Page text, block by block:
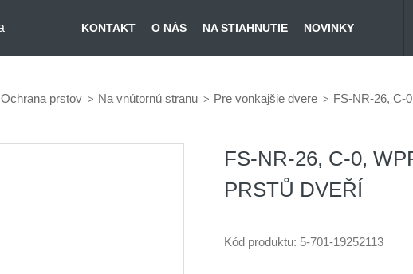
KONTAKT O NÁS NA STIAHNUTIE NOVINKY
Ochrana prstov Na vnútornú stranu Pre vonkajšie dvere FS-NR-26, C-
FS-NR-26, C-0,
PRSTŮ DVEŘÍ
Kód produktu: 5-701-19252113